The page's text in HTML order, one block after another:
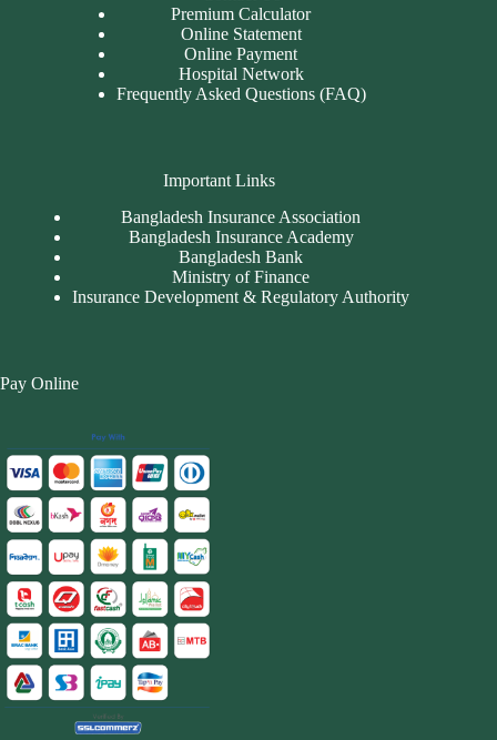
Premium Calculator
Online Statement
Online Payment
Hospital Network
Frequently Asked Questions (FAQ)
Important Links
Bangladesh Insurance Association
Bangladesh Insurance Academy
Bangladesh Bank
Ministry of Finance
Insurance Development & Regulatory Authority
Pay Online